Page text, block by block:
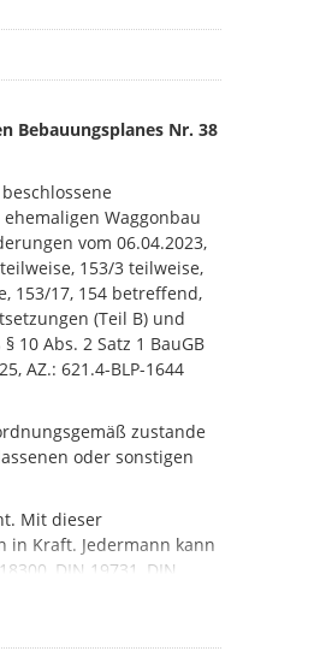
Bebauungsplanes Nr. 38
Waggonbau
vom 06.04.2023,
153/3 teilweise,
153/17, 154 betreffend,
(Teil B) und
10 Abs. 2 Satz 1 BauGB
AZ.: 621.4-BLP-1644
zustande
oder sonstigen
Mit dieser
in Kraft. Jedermann kann
DIN 19731, DIN
und die
der Sprechzeiten